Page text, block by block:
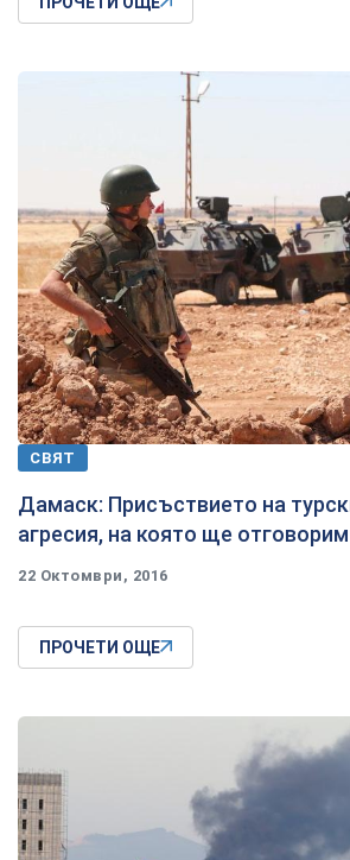
СВЯТ
Дамаск: Присъствието на
агресия, на която ще
22 Октомври, 2016
ПРОЧЕТИ ОЩЕ